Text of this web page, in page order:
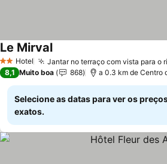
2 Estrelas
Hotel Jantar no terraço com vista para o
Le Mirval
8,1 Muito boa 868 a 0.3 km de Centro
Selecione as datas para ver os
exatos.